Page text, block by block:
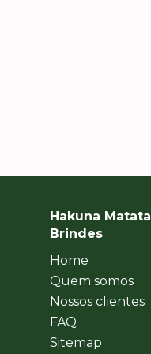
Hakuna Matata
Brindes
Home
Quem somos
Nossos clientes
FAQ
Sitemap